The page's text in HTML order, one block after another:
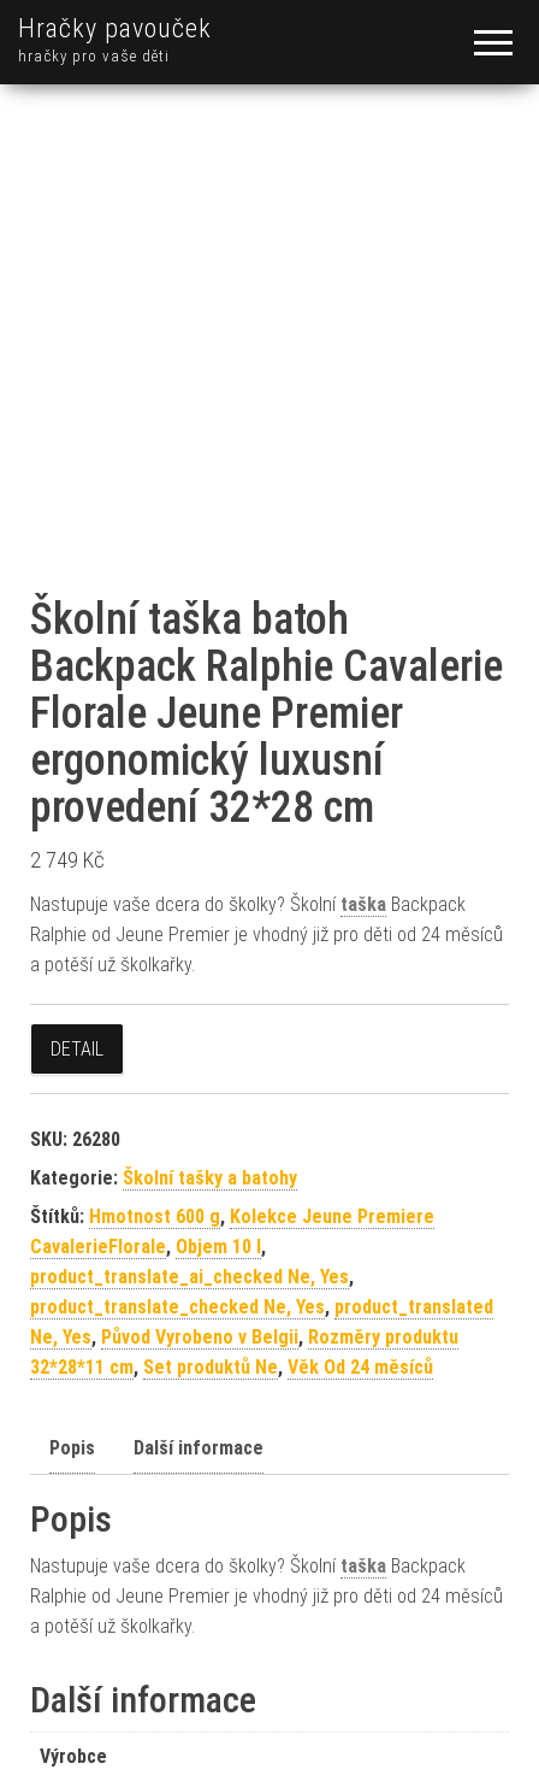
Hračky pavouček
hračky pro vaše děti
Školní taška batoh
Backpack Ralphie Cavalerie
Florale Jeune Premier
ergonomický luxusní
provedení 32*28 cm
2 749 Kč
Nastupuje vaše dcera do školky? Školní taška Backpack
Ralphie od Jeune Premier je vhodný již pro děti od 24 měsíců
a potěší už školkařky.
DETAIL
SKU: 26280
Kategorie: Školní tašky a batohy
Štítků: Hmotnost 600 g, Kolekce Jeune Premiere
CavalerieFlorale, Objem 10 l,
product_translate_ai_checked Ne, Yes,
product_translate_checked Ne, Yes, product_translated
Ne, Yes, Původ Vyrobeno v Belgii, Rozměry produktu
32*28*11 cm, Set produktů Ne, Věk Od 24 měsíců
Popis Další informace
Popis
Nastupuje vaše dcera do školky? Školní taška Backpack
Ralphie od Jeune Premier je vhodný již pro děti od 24 měsíců
a potěší už školkařky.
Další informace
Výrobce